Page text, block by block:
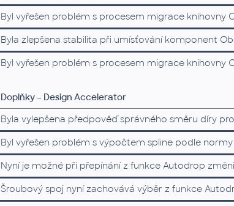
Byl vyřešen problém s procesem migrace knihovny
Byla zlepšena stabilita při umísťování komponent
Byl vyřešen problém s procesem migrace knihovny
Doplňky – Design Accelerator
Byla vylepšena předpověď správného směru díry
Byl vyřešen problém s výpočtem spline podle normy
Nyní je možné při přepínání z funkce Autodrop
Šroubový spoj nyní zachovává výběr z funkce